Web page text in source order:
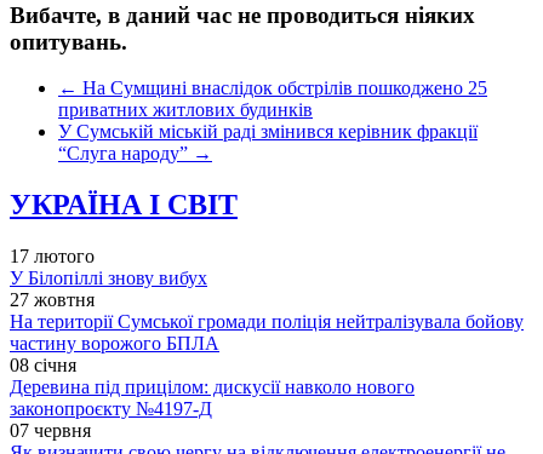
Вибачте, в даний час не проводиться ніяких
опитувань.
← На Сумщині внаслідок обстрілів пошкоджено 25
приватних житлових будинків
У Сумській міській раді змінився керівник фракції
“Слуга народу” →
УКРАЇНА І СВІТ
17 лютого
У Білопіллі знову вибух
27 жовтня
На території Сумської громади поліція нейтралізувала бойову
частину ворожого БПЛА
08 січня
Деревина під прицілом: дискусії навколо нового
законопроєкту №4197-Д
07 червня